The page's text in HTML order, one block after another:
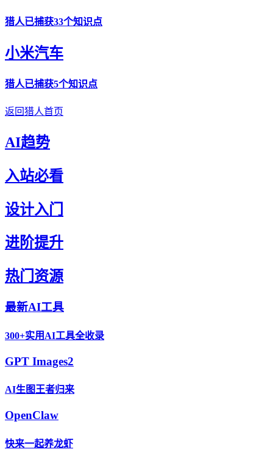
猎人已捕获33个知识点
小米汽车
猎人已捕获5个知识点
返回猎人首页
AI趋势
入站必看
设计入门
进阶提升
热门资源
最新AI工具
300+实用AI工具全收录
GPT Images2
AI生图王者归来
OpenClaw
快来一起养龙虾